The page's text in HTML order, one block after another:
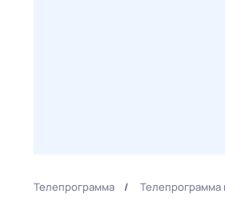
Телепрограмма Телепрограмма